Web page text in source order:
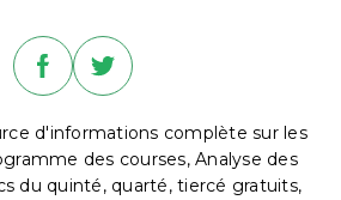
d'informations complète sur les
des courses, Analyse des
du quinté, quarté, tiercé gratuits,